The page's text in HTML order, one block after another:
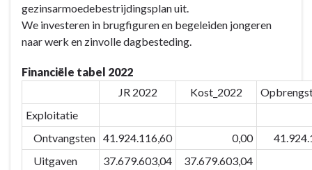
BD-
09:
We
onze
gezondheids-
sociale
voorzieningen
gezinsarmoedebestrijdingsplan uit.
We investeren in brugfiguren en begeleiden jongeren
naar werk en zinvolle dagbesteding.
Financiële tabel 2022
JR 2022
Kost_2022
Exploitatie
Ontvangsten 41.924.116,60 0,00
Uitgaven
37.679.603,04
37.679.603,04